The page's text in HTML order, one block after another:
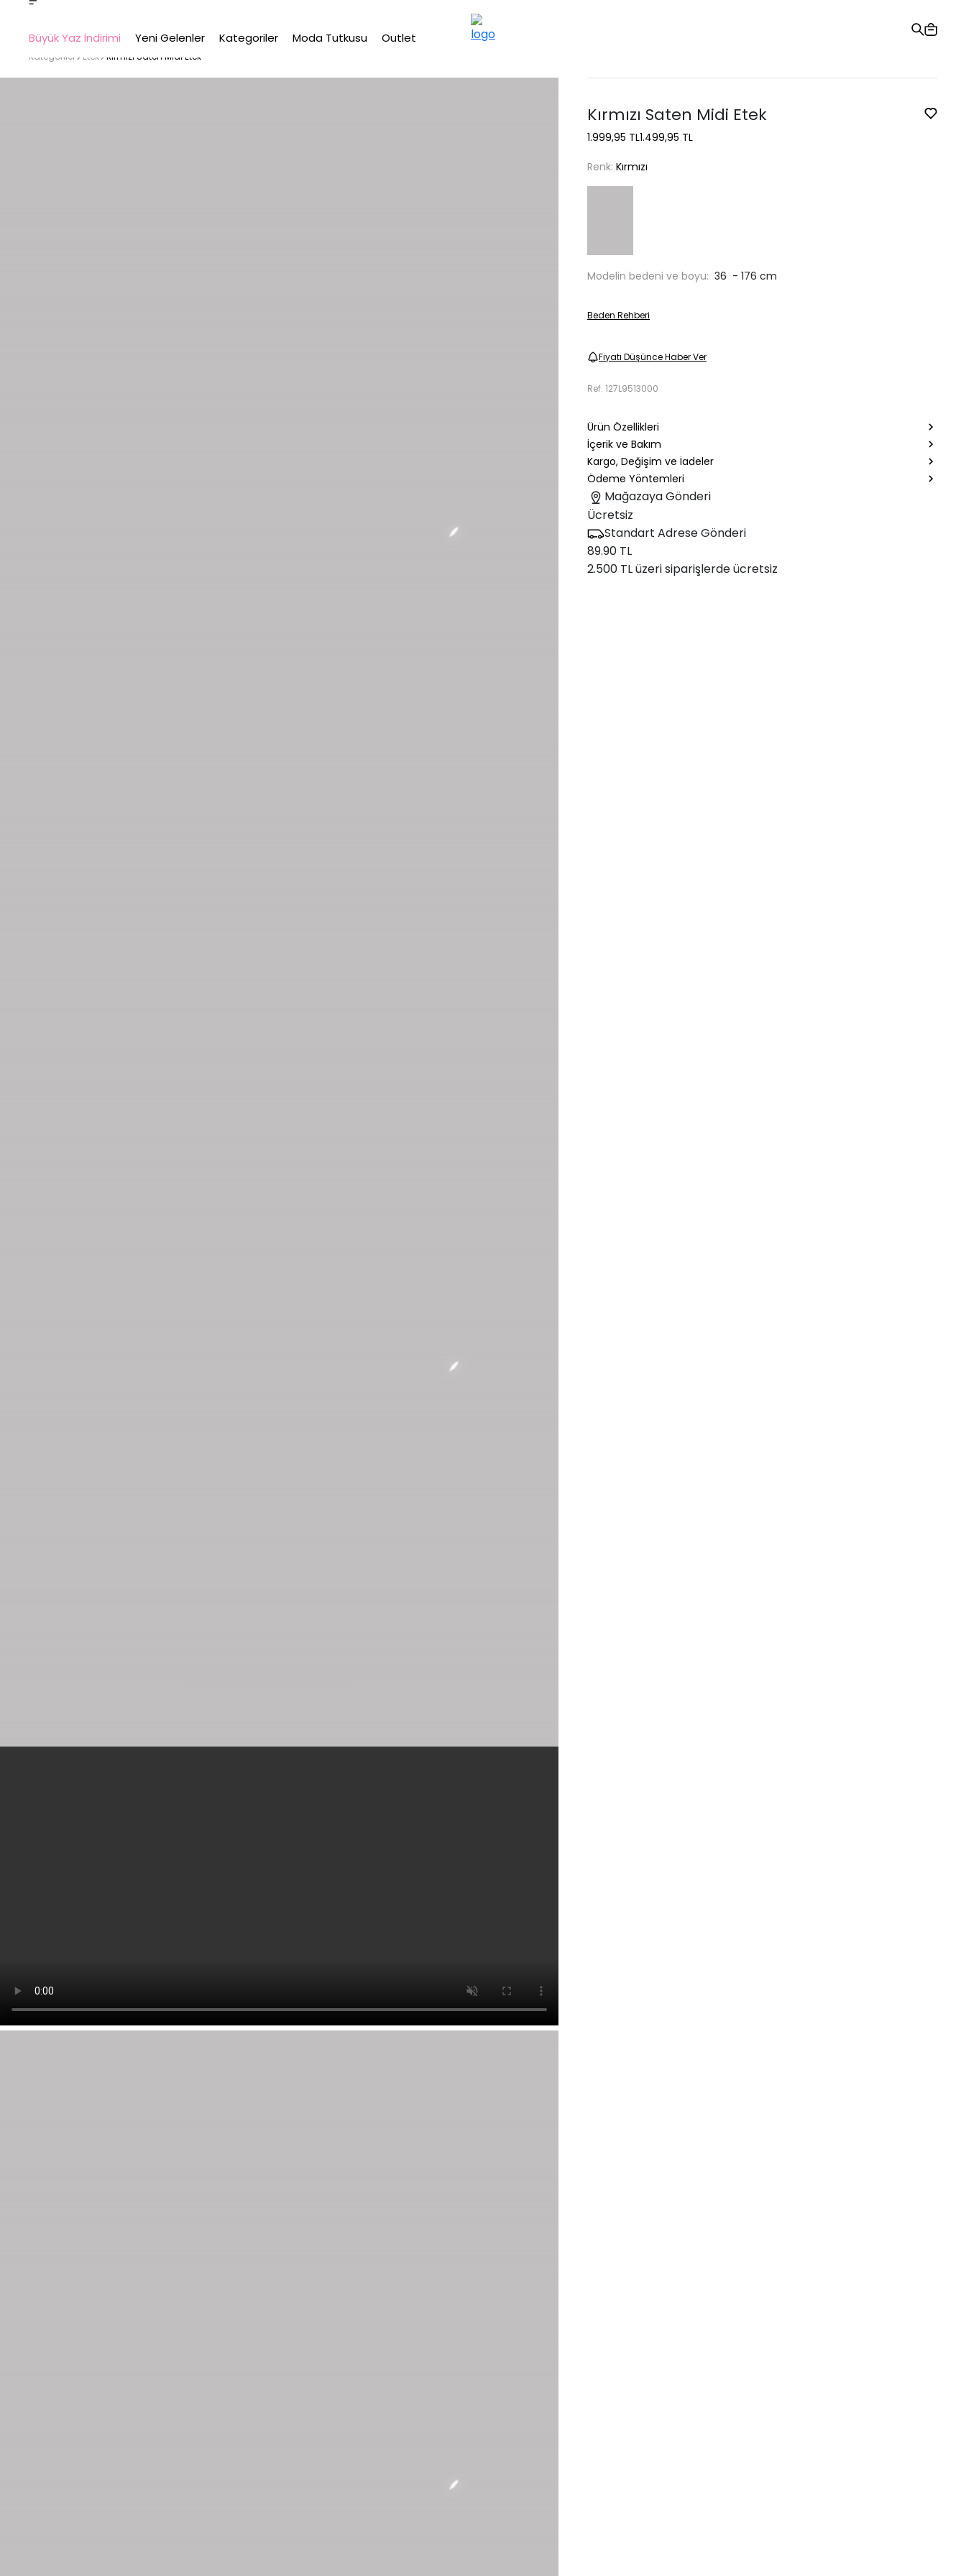
2500 TL üzeri ücretsiz kargo
Büyük Yaz İndirimi Yeni Gelenler Kategoriler Moda Tutkusu Outlet
Kategoriler Etek Kırmızı Saten Midi Etek
Kırmızı Saten Midi Etek
1.999,95 TL1.499,95 TL
Renk: Kırmızı
Modelin bedeni ve boyu: 36 - 176 cm
Beden Rehberi
Fiyatı Düşünce Haber Ver
Ref. 127L9513000
Ürün Özellikleri
İçerik ve Bakım
Kargo, Değişim ve İadeler
Ödeme Yöntemleri
Mağazaya Gönderi
Ücretsiz
Standart Adrese Gönderi
89.90 TL
2.500 TL üzeri siparişlerde ücretsiz